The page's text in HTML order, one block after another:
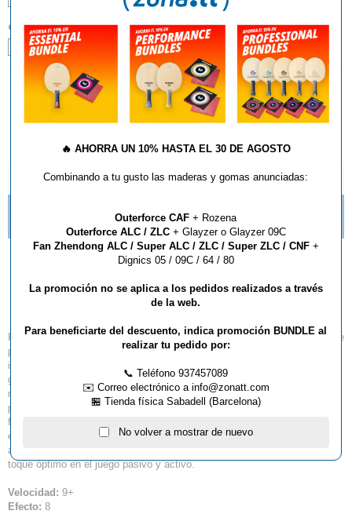
GROSOR:
2,0
AÑADIR AL CARRITO
DESCRIPCIÓN Y CARACTERÍSTICAS
TE GUSTAN LOS PICOS? NUEVAS IMPARTIAL DE
BUTTERFLY
Goma Dr. Neubauer
Pistol
PISTOL es mucho más rápida y poderosa que las gomas tradicionales de
pico corto, incluso sin pegamento rápido Produce golpes ofensivos
increíblemente dinámicos y extremadamente rápidos, indicados para
golpear de forma directa y realizar loops rapidísimos.Tanto si realizas
movimientos cortos o largos, conseguirás gran velocidad. También
produce un efecto desestabilizador notable pues la bola se desliza de
forma lisa y literalmente se cae al bloquear o golpear Asimismo, PISTOL,
es buena liftando, en ataques sobre bolas cortadas o en contra-ataques
antes del golpe definitivo. El control es endiabladamente remarcable y de
toque óptimo en el juego pasivo y activo.
Velocidad: 9+
Efecto: 8
🔥 AHORRA UN 10% HASTA EL 30 DE AGOSTO
Combinando a tu gusto las maderas y gomas anunciadas:
Outerforce CAF + Rozena
Outerforce ALC / ZLC+ Glayzer o Glayzer 09C
Fan Zhendong ALC / Super ALC / ZLC / Super ZLC / CNF+
Dignics 05 / 09C / 64 / 80
La promoción no se aplica a los pedidos realizados a través
de la web.
Para beneficiarte del descuento, indica promoción BUNDLE al
realizar tu pedido por:
📞 Teléfono 937457089
✉️ Correo electrónico a info@zonatt.com
🏪 Tienda física Sabadell (Barcelona)
No volver a mostrar de nuevo